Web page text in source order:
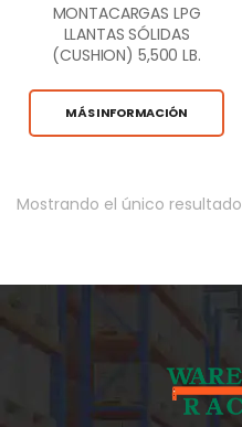
MONTACARGAS LPG
LLANTAS SÓLIDAS
(CUSHION) 5,500 LB.
MÁS INFORMACIÓN
Mostrando el único resultado